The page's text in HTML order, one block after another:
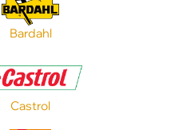
Bardahl
Castrol